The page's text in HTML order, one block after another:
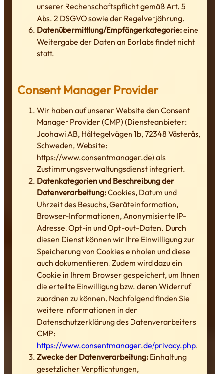
unserer Rechenschaftspflicht gemäß Art. 5
Abs. 2 DSGVO sowie der Regelverjährung.
Datenübermittlung/Empfängerkategorie:eine
Weitergabe der Daten an Borlabs findet nicht
statt.
Consent Manager Provider
Wir haben auf unserer Website den Consent
Manager Provider (CMP) (Diensteanbieter:
Jaohawi AB, Håltegelvägen 1b, 72348 Västerås,
Schweden, Website:
https://www.consentmanager.de) als
Zustimmungsverwaltungsdienst integriert.
Datenkategorien und Beschreibung der
Datenverarbeitung:Cookies, Datum und
Uhrzeit des Besuchs, Geräteinformation,
Browser-Informationen, Anonymisierte IP-
Adresse, Opt-in und Opt-out-Daten. Durch
diesen Dienst können wir Ihre Einwilligung zur
Speicherung von Cookies einholen und diese
auch dokumentieren. Zudem wird dazu ein
Cookie in Ihrem Browser gespeichert, um Ihnen
die erteilte Einwilligung bzw. deren Widerruf
zuordnen zu können. Nachfolgend finden Sie
weitere Informationen in der
Datenschutzerklärung des Datenverarbeiters
CMP:
https://www.consentmanager.de/privacy.php.
Zwecke der Datenverarbeitung:Einhaltung
gesetzlicher Verpflichtungen,